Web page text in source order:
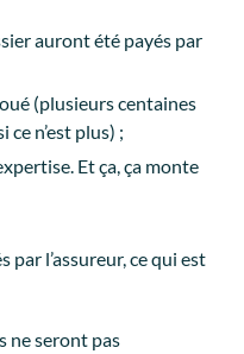
auront été payés par
(plusieurs centaines
ce n’est plus) ;
Et ça, ça monte
par l’assureur, ce qui est
ne seront pas